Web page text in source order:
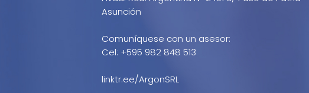
Asunción
Comuníquese con un asesor:
Cel: +595 982 848 513
linktr.ee/ArgonSRL